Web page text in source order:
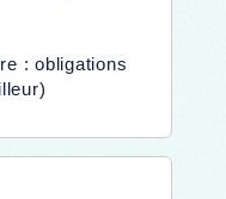
: obligations